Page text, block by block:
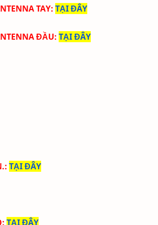
TAY: TẠI ĐÂY
ĐẦU: TẠI ĐÂY
: TẠI ĐÂY
: TẠI ĐÂY